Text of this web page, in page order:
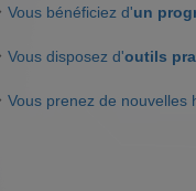
Vous bénéficiez d'un
Vous disposez d'outils
Vous prenez de nouvelles